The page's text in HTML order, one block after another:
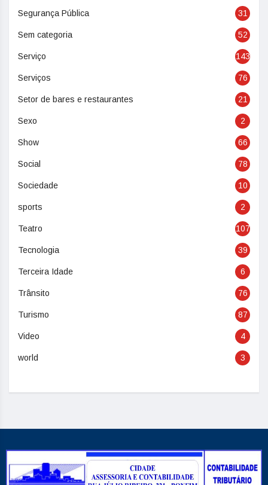
Segurança Pública 31
Sem categoria 52
Serviço 143
Serviços 76
Setor de bares e restaurantes 21
Sexo 2
Show 66
Social 78
Sociedade 10
sports 2
Teatro 107
Tecnologia 39
Terceira Idade 6
Trânsito 76
Turismo 87
Video 4
world 3